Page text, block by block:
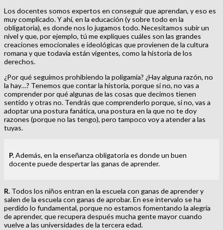
Los docentes somos expertos en conseguir que aprendan, y eso es
muy complicado. Y ahí, en la educación (y sobre todo en la
obligatoria), es donde nos lo jugamos todo. Necesitamos subir un
nivel y que, por ejemplo, tú me expliques cuáles son las grandes
creaciones emocionales e ideológicas que provienen de la cultura
romana y que todavía están vigentes, como la historia de los
derechos.
¿Por qué seguimos prohibiendo la poligamia? ¿Hay alguna razón, no
la hay…? Tenemos que contar la historia, porque si no, no vas a
comprender por qué algunas de las cosas que decimos tienen
sentido y otras no. Tendrás que comprenderlo porque, si no, vas a
adoptar una postura fanática, una postura en la que no te doy
razones (porque no las tengo), pero tampoco voy a atender a las
tuyas.
P.Además, en la enseñanza obligatoria es donde un buen
docente puede despertar las ganas de aprender.
R. Todos los niños entran en la escuela con ganas de aprender y
salen de la escuela con ganas de aprobar. En ese intervalo se ha
perdido lo fundamental, porque no estamos fomentando la alegría
de aprender, que recupera después mucha gente mayor cuando
vuelve a las universidades de la tercera edad.